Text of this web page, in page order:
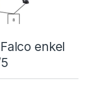
enkel